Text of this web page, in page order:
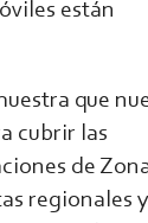
están
que
cubrir las
de
regionales